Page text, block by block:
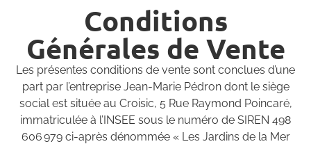
Conditions
Générales de Vente
Les présentes conditions de vente sont conclues d’une
part par l’entreprise Jean-Marie Pédron dont le siège
social est située au Croisic, 5 Rue Raymond Poincaré,
immatriculée à l’INSEE sous le numéro de SIREN 498
606 979 ci-après dénommée « Les Jardins de la Mer